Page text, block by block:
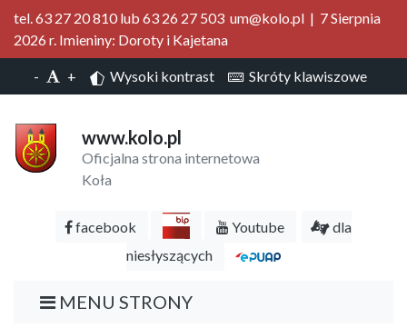
tel. 63 27 20 810 lub 63 26 27 503 um@kolo.pl | 7 Sierpnia
2026 r. Imieniny: Doroty i Kajetana
- + Wysoki kontrast Skróty klawiszowe
www.kolo.pl
Oficjalna strona internetowa
Koła
facebook Youtube
dla
niesłyszących
MENU STRONY